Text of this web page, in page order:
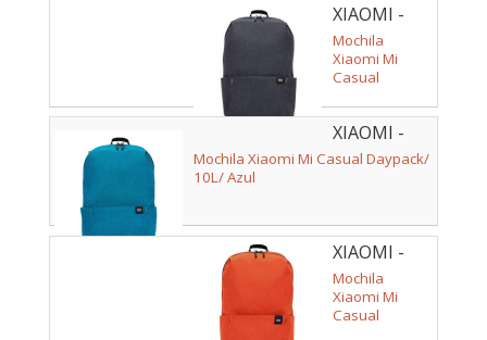
XIAOMI -
ZJB4143GL
Mochila
Xiaomi Mi
Casual
Negra
XIAOMI -
ZJB4145GL
Mochila Xiaomi Mi Casual Daypack/
10L/ Azul
XIAOMI -
ZJB4148GL
Mochila
Xiaomi Mi
Casual